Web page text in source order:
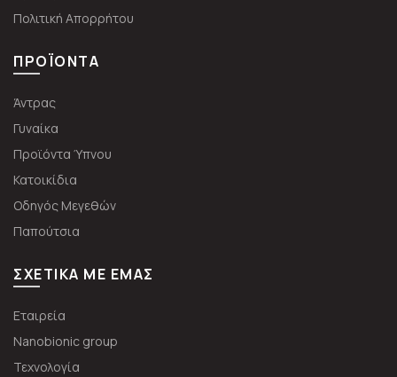
Πολιτική Απορρήτου
ΠΡΟΪΌΝΤΑ
Άντρας
Γυναίκα
Προϊόντα Ύπνου
Κατοικίδια
Οδηγός Μεγεθών
Παπούτσια
ΣΧΕΤΙΚΆ ΜΕ ΕΜΆΣ
Εταιρεία
Nanobionic group
Τεχνολογία